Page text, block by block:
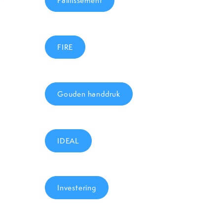
FIRE
Gouden handdruk
IDEAL
Investering